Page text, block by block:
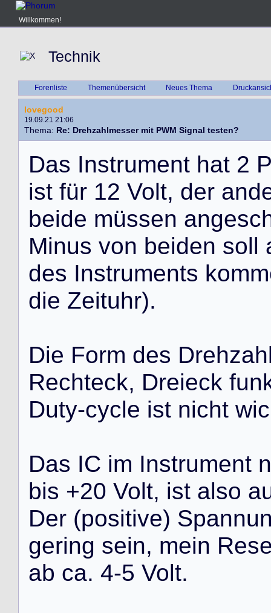
Willkommen!
Technik
Forenliste Themenübersicht Neues Thema
lovegood
19.09.21 21:06
Thema: Re: Drehzahlmesser mit PWM Signal testen?
Das Instrument hat 2
ist für 12 Volt, der and
beide müssen angesc
Minus von beiden soll
des Instruments komm
die Zeituhr).
Die Form des Drehzah
Rechteck, Dreieck fun
Duty-cycle ist nicht wic
Das IC im Instrument n
bis +20 Volt, ist also a
Der (positive) Spannu
gering sein, mein Res
ab ca. 4-5 Volt.